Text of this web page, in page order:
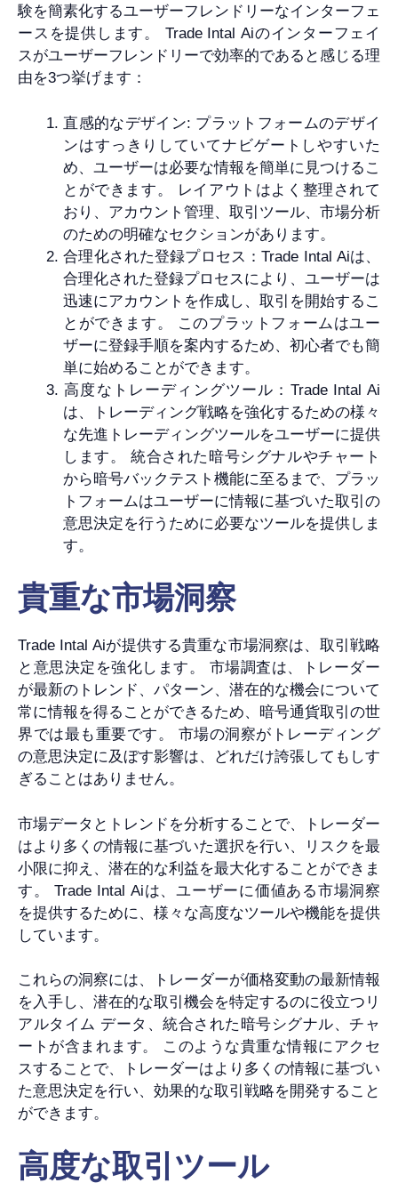
験を簡素化するユーザーフレンドリーなインターフェ
ースを提供します。 Trade Intal Aiのインターフェイ
スがユーザーフレンドリーで効率的であると感じる理
由を3つ挙げます：
直感的なデザイン: プラットフォームのデザイ
ンはすっきりしていてナビゲートしやすいた
め、ユーザーは必要な情報を簡単に見つけるこ
とができます。 レイアウトはよく整理されて
おり、アカウント管理、取引ツール、市場分析
のための明確なセクションがあります。
合理化された登録プロセス：Trade Intal Aiは、
合理化された登録プロセスにより、ユーザーは
迅速にアカウントを作成し、取引を開始するこ
とができます。 このプラットフォームはユー
ザーに登録手順を案内するため、初心者でも簡
単に始めることができます。
高度なトレーディングツール：Trade Intal Ai
は、トレーディング戦略を強化するための様々
な先進トレーディングツールをユーザーに提供
します。 統合された暗号シグナルやチャート
から暗号バックテスト機能に至るまで、プラッ
トフォームはユーザーに情報に基づいた取引の
意思決定を行うために必要なツールを提供しま
す。
貴重な市場洞察
Trade Intal Aiが提供する貴重な市場洞察は、取引戦略
と意思決定を強化します。 市場調査は、トレーダー
が最新のトレンド、パターン、潜在的な機会について
常に情報を得ることができるため、暗号通貨取引の世
界では最も重要です。 市場の洞察がトレーディング
の意思決定に及ぼす影響は、どれだけ誇張してもしす
ぎることはありません。
市場データとトレンドを分析することで、トレーダー
はより多くの情報に基づいた選択を行い、リスクを最
小限に抑え、潜在的な利益を最大化することができま
す。 Trade Intal Aiは、ユーザーに価値ある市場洞察
を提供するために、様々な高度なツールや機能を提供
しています。
これらの洞察には、トレーダーが価格変動の最新情報
を入手し、潜在的な取引機会を特定するのに役立つリ
アルタイム データ、統合された暗号シグナル、チャ
ートが含まれます。 このような貴重な情報にアクセ
スすることで、トレーダーはより多くの情報に基づい
た意思決定を行い、効果的な取引戦略を開発すること
ができます。
高度な取引ツール